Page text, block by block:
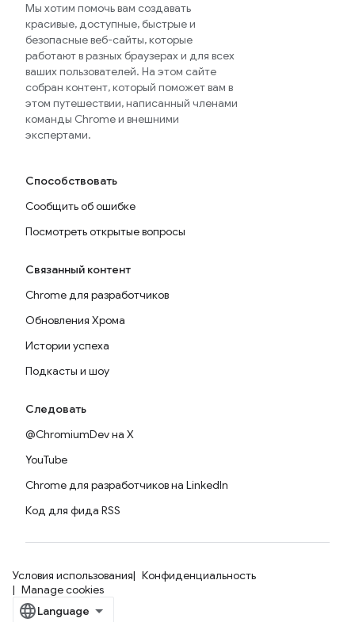
Мы хотим помочь вам создавать
красивые, доступные, быстрые и
безопасные веб-сайты, которые
работают в разных браузерах и для всех
ваших пользователей. На этом сайте
собран контент, который поможет вам в
этом путешествии, написанный членами
команды Chrome и внешними
экспертами.
Способствовать
Сообщить об ошибке
Посмотреть открытые вопросы
Связанный контент
Chrome для разработчиков
Обновления Хрома
Истории успеха
Подкасты и шоу
Следовать
@ChromiumDev на X
YouTube
Chrome для разработчиков на LinkedIn
Код для фида RSS
Условия использования
Конфиденциальность
Manage cookies